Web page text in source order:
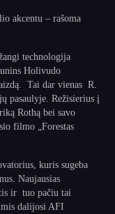
akcentu – rašoma
technologija
Holivudo
Tai dar vienas R.
pasaulyje. Režisierius į
Rothą bei savo
filmo „Forestas
kuris sugeba
Naujausias
ir tuo pačiu tai
dalijosi AFI